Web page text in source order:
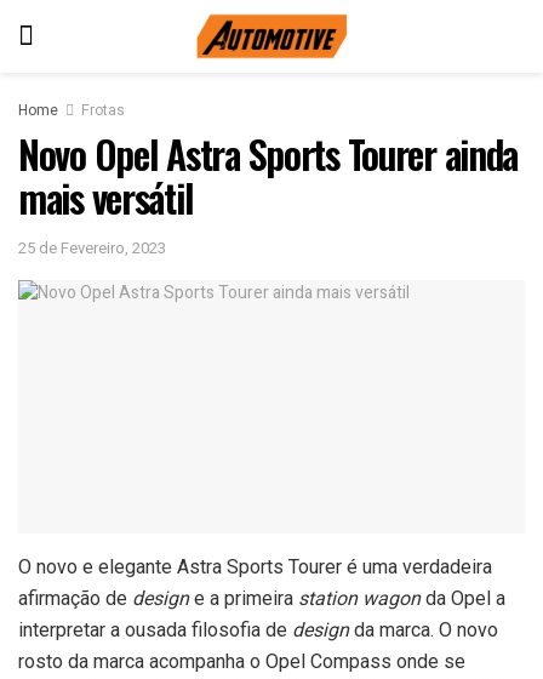
Home Frotas
Novo Opel Astra Sports Tourer ainda
mais versátil
25 de Fevereiro, 2023
O novo e elegante Astra Sports Tourer é uma verdadeira
afirmação de designe a primeira station wagonda Opel a
interpretar a ousada filosofia de designda marca. O novo
rosto da marca acompanha o Opel Compass onde se